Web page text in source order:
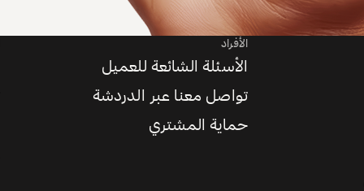
الأفراد
الأسئلة الشائعة للعميل
تواصل معنا عبر الدردشة
حماية المشتري